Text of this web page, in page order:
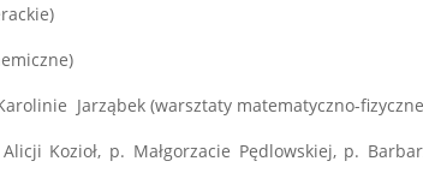
Jarząbek (warsztaty matematyczno-
Kozioł, p. Małgorzacie Pędlowskiej, p.